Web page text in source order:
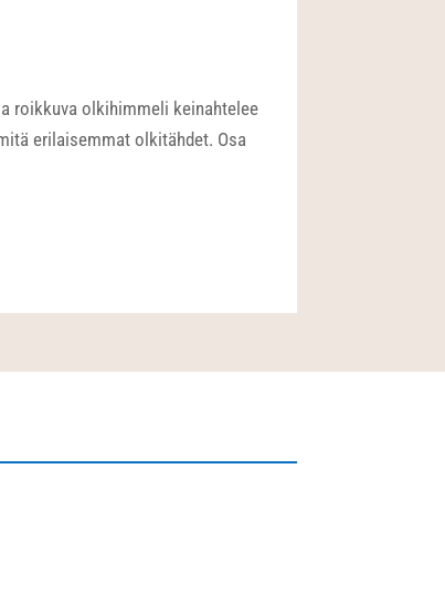
roikkuva olkihimmeli keinahtelee
erilaisemmat olkitähdet. Osa